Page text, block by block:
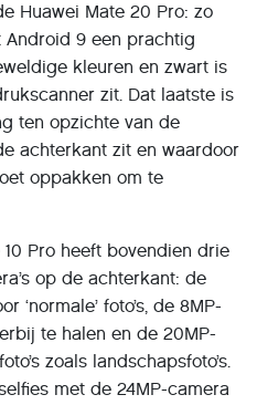
Huawei Mate 20 Pro: zo
Android 9 een prachtig
kleuren en zwart is
zit. Dat laatste is
ten opzichte van de
achterkant zit en waardoor
oppakken om te
Pro heeft bovendien drie
op de achterkant: de
‘normale’ foto’s, de 8MP-
te halen en de 20MP-
zoals landschapsfoto’s.
met de 24MP-camera